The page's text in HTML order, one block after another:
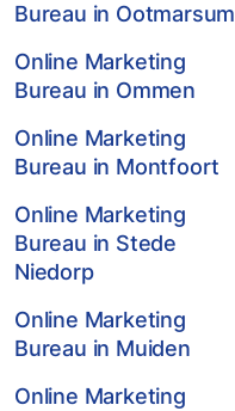
Bureau in Ootmarsum
Online Marketing
Bureau in Ommen
Online Marketing
Bureau in Montfoort
Online Marketing
Bureau in Stede
Niedorp
Online Marketing
Bureau in Muiden
Online Marketing